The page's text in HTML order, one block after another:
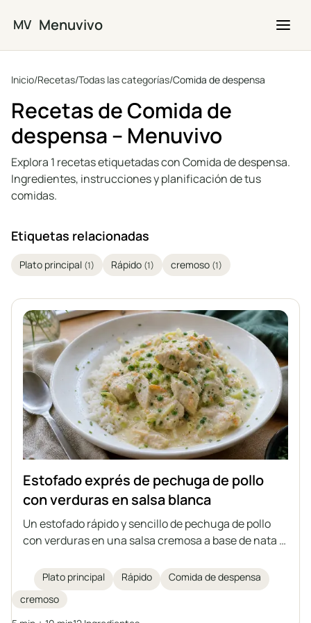
MV Menuvivo
Inicio/Recetas/Todas las categorías/Comida de despensa
Recetas de Comida de
despensa – Menuvivo
Explora 1 recetas etiquetadas con Comida de despensa.
Ingredientes, instrucciones y planificación de tus
comidas.
Etiquetas relacionadas
Plato principal (1) Rápido (1) cremoso (1)
Estofado exprés de pechuga de pollo
con verduras en salsa blanca
Un estofado rápido y sencillo de pechuga de pollo
con verduras en una salsa cremosa a base de nata y
rápida, para servir con arroz, pasta o patatas.
Plato principal Rápido
Comida de despensa
cremoso